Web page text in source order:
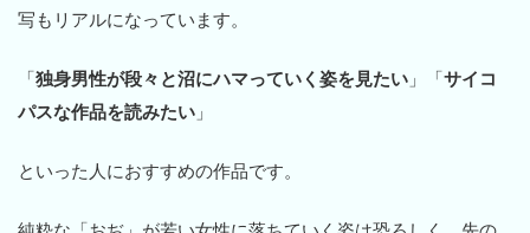
写もリアルになっています。
「独身男性が段々と沼にハマっていく姿を見たい 」「サイコ
パスな作品を読みたい 」
といった人におすすめの作品です。